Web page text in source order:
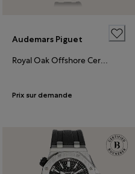
Audemars Piguet
Prix sur demande